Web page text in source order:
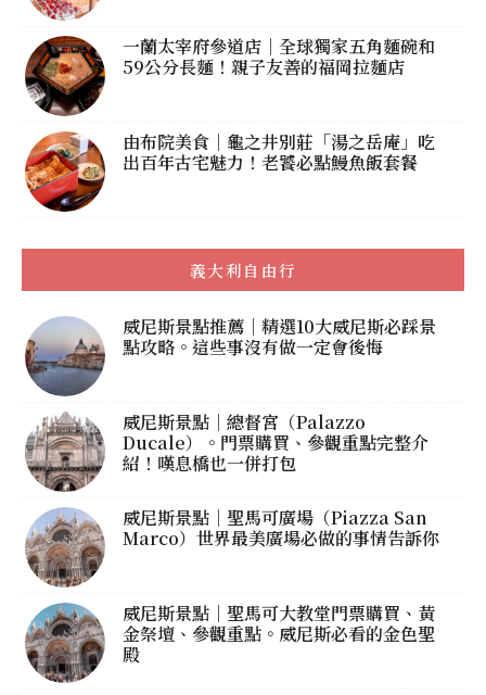
一蘭太宰府參道店｜全球獨家五角麵碗和
59公分長麵！親子友善的福岡拉麵店
由布院美食｜龜之井別莊「湯之岳庵」吃
出百年古宅魅力！老饕必點鰻魚飯套餐
義大利自由行
威尼斯景點推薦｜精選10大威尼斯必踩景
點攻略。這些事沒有做一定會後悔
威尼斯景點｜總督宮（Palazzo
Ducale）。門票購買、參觀重點完整介
紹！嘆息橋也一併打包
威尼斯景點｜聖馬可廣場（Piazza San
Marco）世界最美廣場必做的事情告訴你
威尼斯景點｜聖馬可大教堂門票購買、黃
金祭壇、參觀重點。威尼斯必看的金色聖
殿